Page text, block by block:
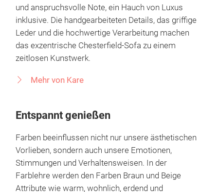
und anspruchsvolle Note, ein Hauch von Luxus
inklusive. Die handgearbeiteten Details, das griffige
Leder und die hochwertige Verarbeitung machen
das exzentrische Chesterfield-Sofa zu einem
zeitlosen Kunstwerk.
Mehr von Kare
Entspannt genießen
Farben beeinflussen nicht nur unsere ästhetischen
Vorlieben, sondern auch unsere Emotionen,
Stimmungen und Verhaltensweisen. In der
Farblehre werden den Farben Braun und Beige
Attribute wie warm, wohnlich, erdend und